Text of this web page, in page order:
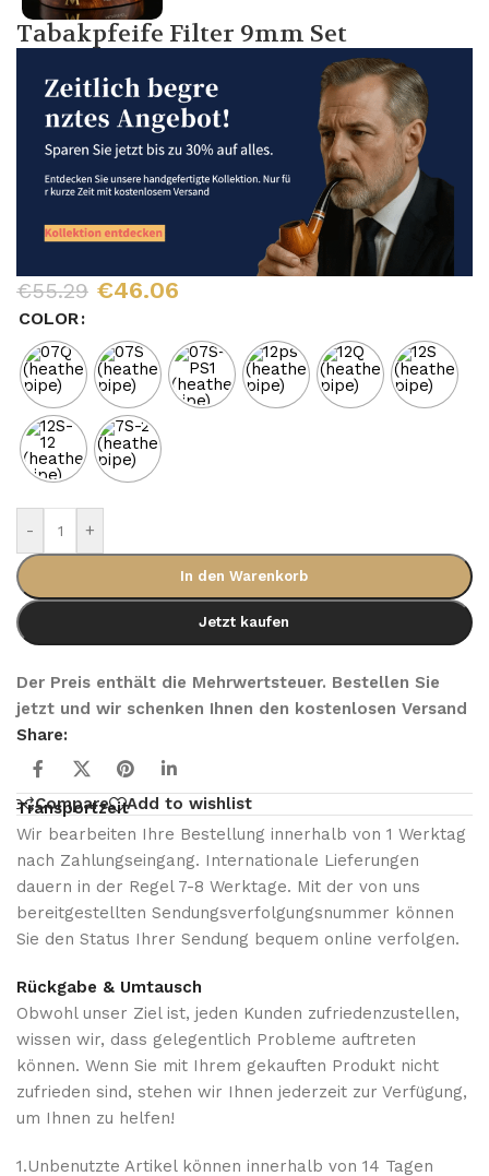
Tabakpfeife Filter 9mm Set
€55.29 €46.06
COLOR
- +
In den Warenkorb
Jetzt kaufen
Der Preis enthält die Mehrwertsteuer. Bestellen Sie
jetzt und wir schenken Ihnen den kostenlosen Versand
Share:
Compare Add to wishlist
Transportzeit
Wir bearbeiten Ihre Bestellung innerhalb von 1 Werktag
nach Zahlungseingang. Internationale Lieferungen
dauern in der Regel 7-8 Werktage. Mit der von uns
bereitgestellten Sendungsverfolgungsnummer können
Sie den Status Ihrer Sendung bequem online verfolgen.
Rückgabe & Umtausch
Obwohl unser Ziel ist, jeden Kunden zufriedenzustellen,
wissen wir, dass gelegentlich Probleme auftreten
können. Wenn Sie mit Ihrem gekauften Produkt nicht
zufrieden sind, stehen wir Ihnen jederzeit zur Verfügung,
um Ihnen zu helfen!
1.Unbenutzte Artikel können innerhalb von 14 Tagen